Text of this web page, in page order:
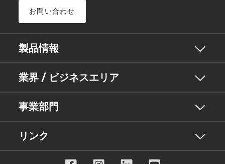
お問い合わせ
製品情報
業界 / ビジネスエリア
事業部門
リンク